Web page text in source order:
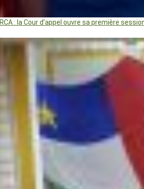
RCA : la Cour d’appel ouvre sa première